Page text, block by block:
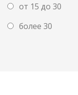
от 15 до 30
более 30